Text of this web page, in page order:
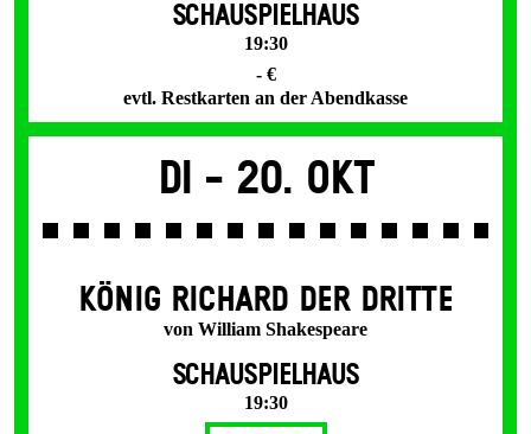
SCHAUSPIELHAUS
19:30
- €
evtl. Restkarten an der Abendkasse
Di - 20. Okt
KÖNIG RICHARD DER DRITTE
von William Shakespeare
SCHAUSPIELHAUS
19:30